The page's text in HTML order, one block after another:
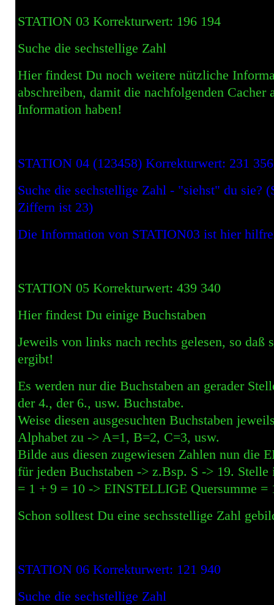
STATION 03 Korrekturwert: 196 194
Suche die sechstellige Zahl
Hier findest Du noch weitere nützliche
abschreiben, damit die nachfolgenden Cacher
Information haben!
STATION 04 (123458) Korrekturwert: 231 356
Suche die sechstellige Zahl - "siehst" du sie?
Ziffern ist 23)
Die Information von STATION03 ist hier
STATION 05 Korrekturwert: 439 340
Hier findest Du einige Buchstaben
Jeweils von links nach rechts gelesen, so daß
ergibt!
Es werden nur die Buchstaben an gerader
der 4., der 6., usw. Buchstabe.
Weise diesen ausgesuchten Buchstaben
Alphabet zu -> A=1, B=2, C=3, usw.
Bilde aus diesen zugewiesen Zahlen nun die
für jeden Buchstaben -> z.Bsp. S -> 19.
= 1 + 9 = 10 -> EINSTELLIGE Quersumme
Schon solltest Du eine sechsstellige Zahl
STATION 06 Korrekturwert: 121 940
Suche die sechstellige Zahl